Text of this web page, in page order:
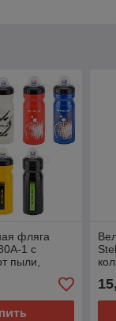
фляга
1 с
пыли,